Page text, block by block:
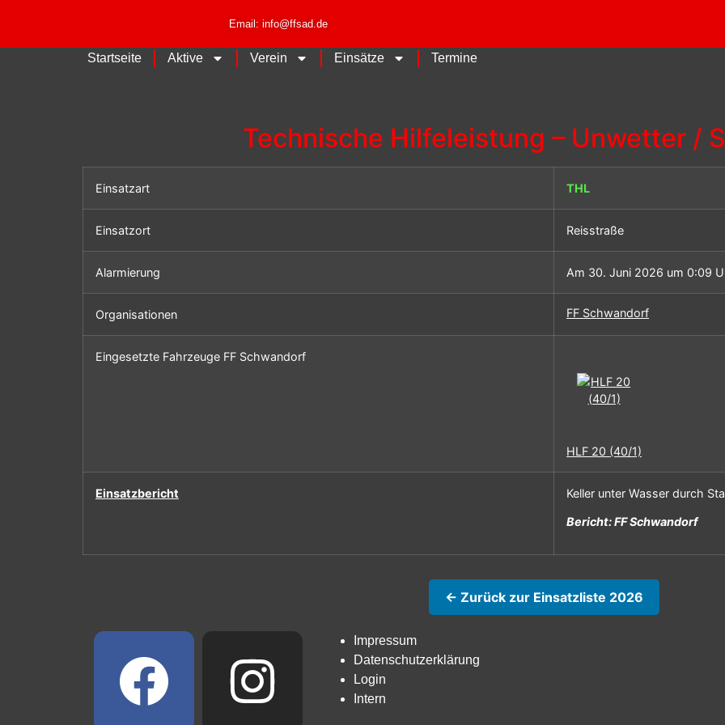
Email: info@ffsad.de
Startseite Aktive Verein Einsätze Termine
Technische Hilfeleistung – Unwetter /
Einsatzart THL
Einsatzort Reisstraße
Alarmierung Am 30. Juni 2026 um 0:09
Organisationen FF Schwandorf
Eingesetzte Fahrzeuge FF Schwandorf
HLF 20 (40/1)
Einsatzbericht Keller unter Wasser durch
Bericht: FF Schwandorf
← Zurück zur Einsatzliste 2026
Impressum
Datenschutzerklärung
Login
Intern